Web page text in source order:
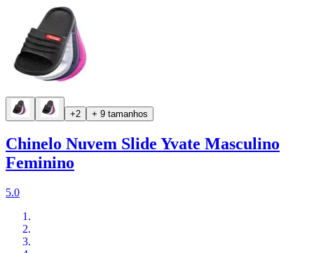
+2 + 9 tamanhos
Chinelo Nuvem Slide Yvate Masculino
Feminino
5.0